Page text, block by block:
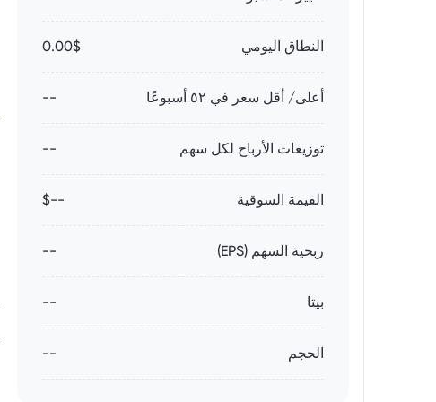
النطاق اليومي 0.00$
أعلى/ أقل سعر في ٥٢ أسبوعًا --
توزيعات الأرباح لكل سهم --
القيمة السوقية --$
ربحية السهم (EPS) --
بيتا --
الحجم --